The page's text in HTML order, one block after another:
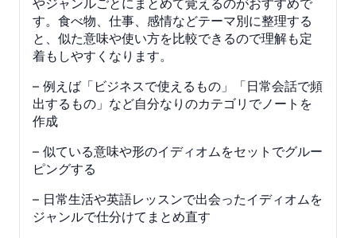
やジャンルごとにまとめて覚えるのがおすすめで
す。食べ物、仕事、感情などテーマ別に整理する
と、似た意味や使い方を比較できるので理解も定
着もしやすくなります。
– 例えば「ビジネスで使えるもの」「日常会話で頻
出するもの」など自分なりのカテゴリでノートを
作成
– 似ている意味や形のイディオムをセットでグルー
ピングする
– 日常生活や英語レッスンで出会ったイディオムを
ジャンルで仕分けてまとめ直す